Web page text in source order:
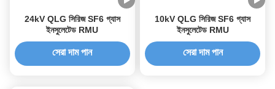
24kV QLG সিরিজ SF6 গ্যাস
ইনসুলেটেড RMU
সেরা দাম পান
10kV QLG সিরিজ SF6 গ্যাস
ইনসুলেটেড RMU
সেরা দাম পান